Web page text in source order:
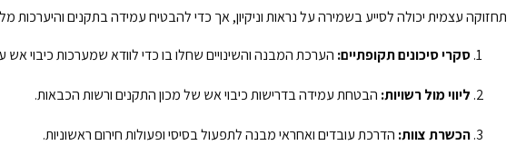
תחזוקה עצמית יכולה לסייע בשמירה על נראות וניקיון, אך כדי להבטיח עמידה בתקנים
סקרי סיכונים תקופתיים: הערכת המבנה והשינויים שחלו בו כדי לוודא שמערכות כיבוי אש
ליווי מול רשויות: הבטחת עמידה בדרישות כיבוי אש של מכון התקנים ורשות הכבאות.
הכשרת צוות: הדרכת עובדים ואחראי מבנה לתפעול בסיסי ופעולות חירום ראשוניות.